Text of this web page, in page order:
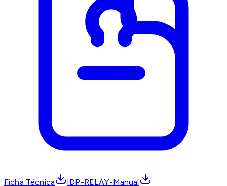
Ficha Técnica
IDP-RELAY-Manual